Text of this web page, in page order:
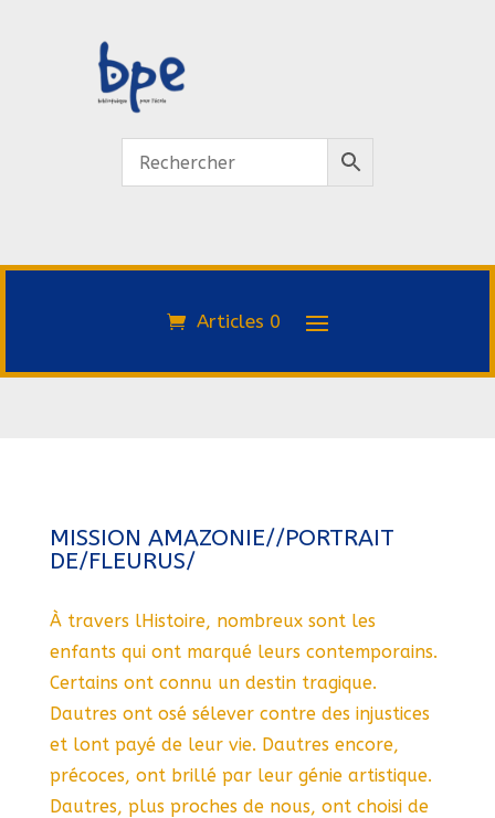
Articles 0
MISSION AMAZONIE//PORTRAIT
DE/FLEURUS/
À travers lHistoire, nombreux sont les
enfants qui ont marqué leurs contemporains.
Certains ont connu un destin tragique.
Dautres ont osé sélever contre des injustices
et lont payé de leur vie. Dautres encore,
précoces, ont brillé par leur génie artistique.
Dautres, plus proches de nous, ont choisi de